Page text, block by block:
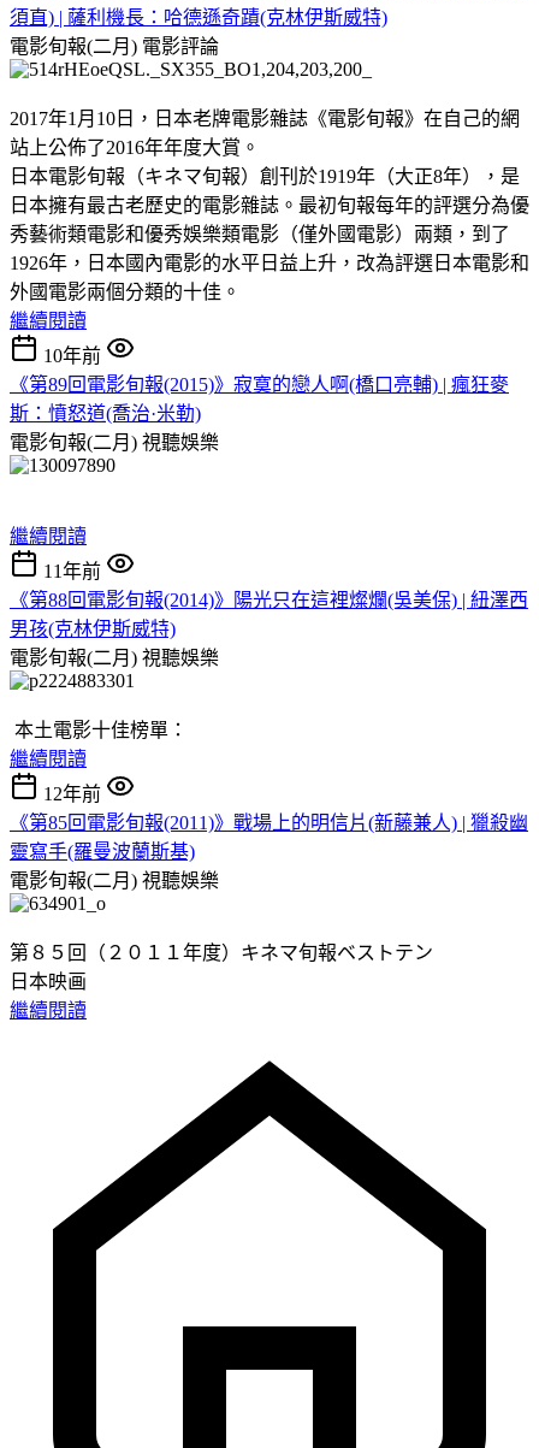
須直) | 薩利機長：哈德遜奇蹟(克林伊斯威特)
電影旬報(二月) 電影評論
2017年1月10日，日本老牌電影雜誌《電影旬報》在自己的網
站上公佈了2016年年度大賞。
日本電影旬報（キネマ旬報）創刊於1919年（大正8年），是
日本擁有最古老歷史的電影雜誌。最初旬報每年的評選分為優
秀藝術類電影和優秀娛樂類電影（僅外國電影）兩類，到了
1926年，日本國內電影的水平日益上升，改為評選日本電影和
外國電影兩個分類的十佳。
繼續閱讀
10年前
《第89回電影旬報(2015)》寂寞的戀人啊(橋口亮輔) | 瘋狂麥
斯：憤怒道(喬治·米勒)
電影旬報(二月) 視聽娛樂
繼續閱讀
11年前
《第88回電影旬報(2014)》陽光只在這裡燦爛(吳美保) | 紐澤西
男孩(克林伊斯威特)
電影旬報(二月) 視聽娛樂
本土電影十佳榜單：
繼續閱讀
12年前
《第85回電影旬報(2011)》戰場上的明信片(新藤兼人) | 獵殺幽
靈寫手(羅曼波蘭斯基)
電影旬報(二月) 視聽娛樂
第８５回（２０１１年度）キネマ旬報ベストテン
日本映画
繼續閱讀